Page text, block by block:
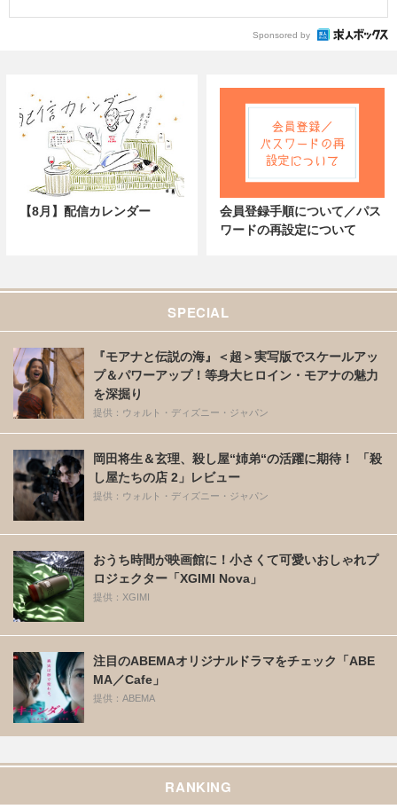
Sponsored by
【8月】配信カレンダー
会員登録手順について／パス
ワードの再設定について
SPECIAL
『モアナと伝説の海』＜超＞実写版でスケールアッ
プ＆パワーアップ！等身大ヒロイン・モアナの魅力
を深掘り
提供：ウォルト・ディズニー・ジャパン
岡田将生＆玄理、殺し屋“姉弟“の活躍に期待！ 「殺
し屋たちの店 2」レビュー
提供：ウォルト・ディズニー・ジャパン
おうち時間が映画館に！小さくて可愛いおしゃれプ
ロジェクター「XGIMI Nova」
提供：XGIMI
注目のABEMAオリジナルドラマをチェック「ABE
MA／Cafe」
提供：ABEMA
RANKING